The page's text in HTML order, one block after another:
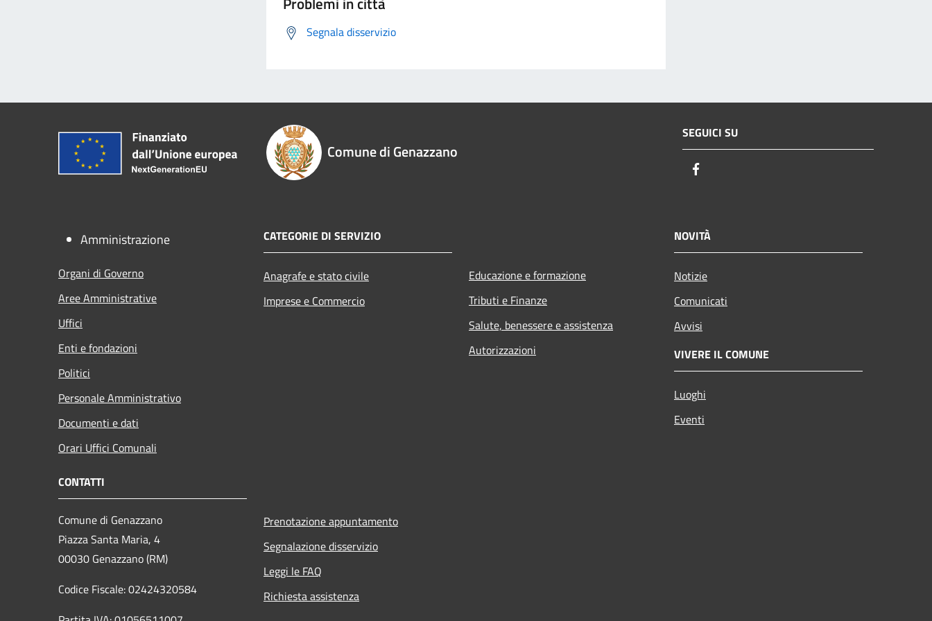
Segnala disservizio
Comune di Genazzano
SEGUICI SU
Amministrazione
Organi di Governo
Aree Amministrative
Uffici
Enti e fondazioni
Politici
Personale Amministrativo
Documenti e dati
Orari Uffici Comunali
CATEGORIE DI SERVIZIO
Anagrafe e stato civile
Imprese e Commercio
Educazione e formazione
Tributi e Finanze
Salute, benessere e assistenza
Autorizzazioni
NOVITÀ
Notizie
Comunicati
Avvisi
VIVERE IL COMUNE
Luoghi
Eventi
CONTATTI
Comune di Genazzano
Piazza Santa Maria, 4
00030 Genazzano (RM)
Codice Fiscale: 02424320584
Prenotazione appuntamento
Segnalazione disservizio
Leggi le FAQ
Richiesta assistenza